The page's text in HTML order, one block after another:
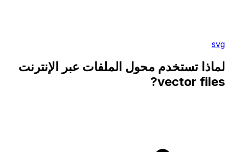
svg
لماذا تستخدم محول الملفات عبر الإنترنت
vector files?